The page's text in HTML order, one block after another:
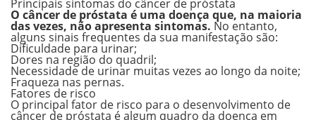
Principais sintomas do câncer de próstata
O câncer de próstata é uma doença que, na maioria
das vezes, não apresenta sintomas. No entanto,
alguns sinais frequentes da sua manifestação são:
Dificuldade para urinar;
Dores na região do quadril;
Necessidade de urinar muitas vezes ao longo da noite;
Fraqueza nas pernas.
Fatores de risco
O principal fator de risco para o desenvolvimento de
câncer de próstata é algum quadro da doença em